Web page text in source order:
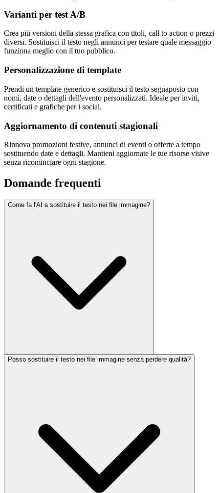
Varianti per test A/B
Crea più versioni della stessa grafica con titoli, call to action o prezzi
diversi. Sostituisci il testo negli annunci per testare quale messaggio
funziona meglio con il tuo pubblico.
Personalizzazione di template
Prendi un template generico e sostituisci il testo segnaposto con
nomi, date o dettagli dell'evento personalizzati. Ideale per inviti,
certificati e grafiche per i social.
Aggiornamento di contenuti stagionali
Rinnova promozioni festive, annunci di eventi o offerte a tempo
sostituendo date e dettagli. Mantieni aggiornate le tue risorse visive
senza ricominciare ogni stagione.
Domande frequenti
Come fa l'AI a sostituire il testo nei file immagine?
Posso sostituire il testo nei file immagine senza perdere qualità?